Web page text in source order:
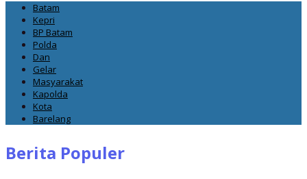
Batam
Kepri
BP Batam
Polda
Dan
Gelar
Masyarakat
Kapolda
Kota
Barelang
Berita Populer